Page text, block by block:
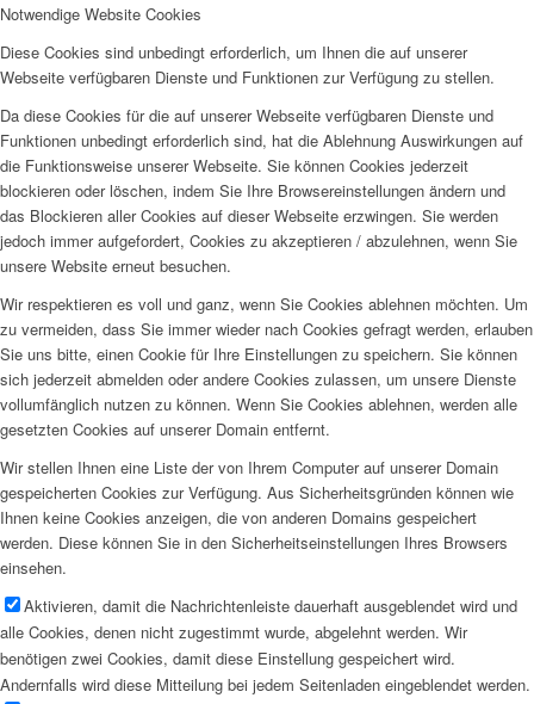
Notwendige Website Cookies
Diese Cookies sind unbedingt erforderlich, um Ihnen die auf unserer
Webseite verfügbaren Dienste und Funktionen zur Verfügung zu stellen.
Da diese Cookies für die auf unserer Webseite verfügbaren Dienste und
Funktionen unbedingt erforderlich sind, hat die Ablehnung Auswirkungen auf
die Funktionsweise unserer Webseite. Sie können Cookies jederzeit
blockieren oder löschen, indem Sie Ihre Browsereinstellungen ändern und
das Blockieren aller Cookies auf dieser Webseite erzwingen. Sie werden
jedoch immer aufgefordert, Cookies zu akzeptieren / abzulehnen, wenn Sie
unsere Website erneut besuchen.
Wir respektieren es voll und ganz, wenn Sie Cookies ablehnen möchten. Um
zu vermeiden, dass Sie immer wieder nach Cookies gefragt werden, erlauben
Sie uns bitte, einen Cookie für Ihre Einstellungen zu speichern. Sie können
sich jederzeit abmelden oder andere Cookies zulassen, um unsere Dienste
vollumfänglich nutzen zu können. Wenn Sie Cookies ablehnen, werden alle
gesetzten Cookies auf unserer Domain entfernt.
Wir stellen Ihnen eine Liste der von Ihrem Computer auf unserer Domain
gespeicherten Cookies zur Verfügung. Aus Sicherheitsgründen können wie
Ihnen keine Cookies anzeigen, die von anderen Domains gespeichert
werden. Diese können Sie in den Sicherheitseinstellungen Ihres Browsers
einsehen.
Aktivieren, damit die Nachrichtenleiste dauerhaft ausgeblendet wird und
alle Cookies, denen nicht zugestimmt wurde, abgelehnt werden. Wir
benötigen zwei Cookies, damit diese Einstellung gespeichert wird.
Andernfalls wird diese Mitteilung bei jedem Seitenladen eingeblendet werden.